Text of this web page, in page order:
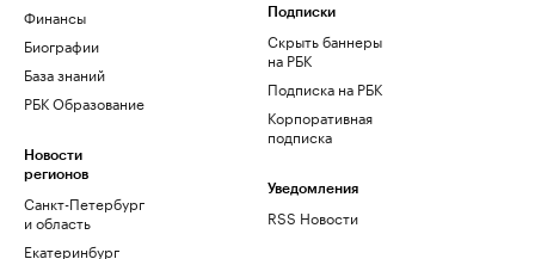
Финансы
Биографии
База знаний
РБК Образование
Новости
регионов
Санкт-Петербург
и область
Екатеринбург
Подписки
Скрыть баннеры
на РБК
Подписка на РБК
Корпоративная
подписка
Уведомления
RSS Новости